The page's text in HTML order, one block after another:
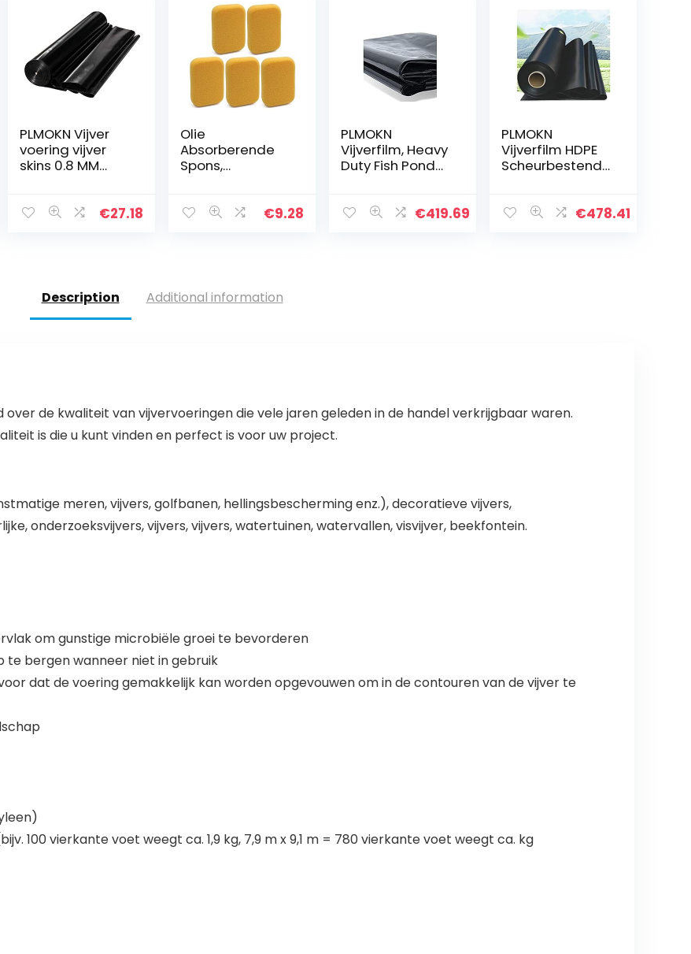
PLMOKN Vijver
voering vijver
skins 0.8 MM
Beschermende
Black, Size :
1x2m)
€27.18
Olie
Absorberende
Spons,
e Sponzen,
Voor Badkuip
Keuken
€9.28
PLMOKN
Vijverfilm, Heavy
Duty Fish Pond
versterkte €419.69
PLMOKN
Vijverfilm HDPE
Scheurbestendi
visvijver
€478.41
Description Additional information
de kwaliteit van vijvervoeringen die vele jaren geleden in de handel verkrijgbaar waren.
is die u kunt vinden en perfect is voor uw project.
meren, vijvers, golfbanen, hellingsbescherming enz.), decoratieve vijvers,
onderzoeksvijvers, vijvers, vijvers, watertuinen, watervallen, visvijver, beekfontein.
om gunstige microbiële groei te bevorderen
te bergen wanneer niet in gebruik
dat de voering gemakkelijk kan worden opgevouwen om in de contouren van de vijver te
100 vierkante voet weegt ca. 1,9 kg, 7,9 m x 9,1 m = 780 vierkante voet weegt ca. kg